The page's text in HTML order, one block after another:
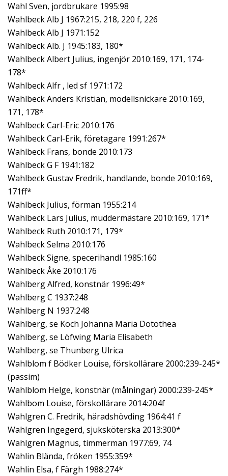
Wahl Sven, jordbrukare 1995:98
Wahlbeck Alb J 1967:215, 218, 220 f, 226
Wahlbeck Alb J 1971:152
Wahlbeck Alb. J 1945:183, 180*
Wahlbeck Albert Julius, ingenjör 2010:169, 171, 174-
178*
Wahlbeck Alfr , led sf 1971:172
Wahlbeck Anders Kristian, modellsnickare 2010:169,
171, 178*
Wahlbeck Carl-Eric 2010:176
Wahlbeck Carl-Erik, företagare 1991:267*
Wahlbeck Frans, bonde 2010:173
Wahlbeck G F 1941:182
Wahlbeck Gustav Fredrik, handlande, bonde 2010:169,
171ff*
Wahlbeck Julius, förman 1955:214
Wahlbeck Lars Julius, muddermästare 2010:169, 171*
Wahlbeck Ruth 2010:171, 179*
Wahlbeck Selma 2010:176
Wahlbeck Signe, specerihandl 1985:160
Wahlbeck Åke 2010:176
Wahlberg Alfred, konstnär 1996:49*
Wahlberg C 1937:248
Wahlberg N 1937:248
Wahlberg, se Koch Johanna Maria Dotothea
Wahlberg, se Löfwing Maria Elisabeth
Wahlberg, se Thunberg Ulrica
Wahlblom f Bödker Louise, förskollärare 2000:239-245*
(passim)
Wahlblom Helge, konstnär (målningar) 2000:239-245*
Wahlbom Louise, förskollärare 2014:204f
Wahlgren C. Fredrik, häradshövding 1964:41 f
Wahlgren Ingegerd, sjuksköterska 2013:300*
Wahlgren Magnus, timmerman 1977:69, 74
Wahlin Blända, fröken 1955:359*
Wahlin Elsa, f Färgh 1988:274*